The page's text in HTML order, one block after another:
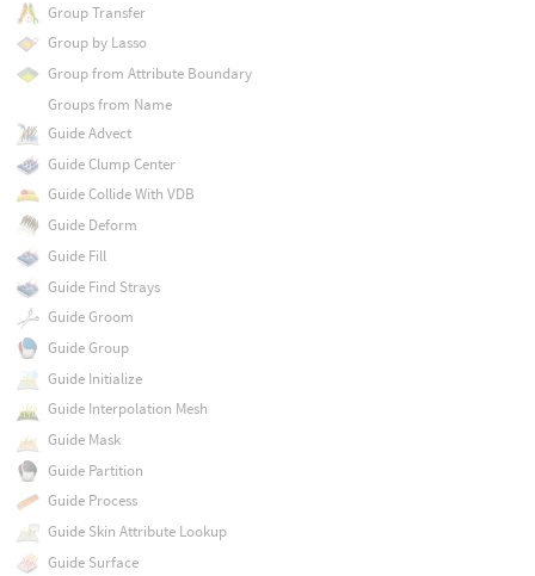
Group Transfer
Group by Lasso
Group from Attribute Boundary
Groups from Name
Guide Advect
Guide Clump Center
Guide Collide With VDB
Guide Deform
Guide Fill
Guide Find Strays
Guide Groom
Guide Group
Guide Initialize
Guide Interpolation Mesh
Guide Mask
Guide Partition
Guide Process
Guide Skin Attribute Lookup
Guide Surface